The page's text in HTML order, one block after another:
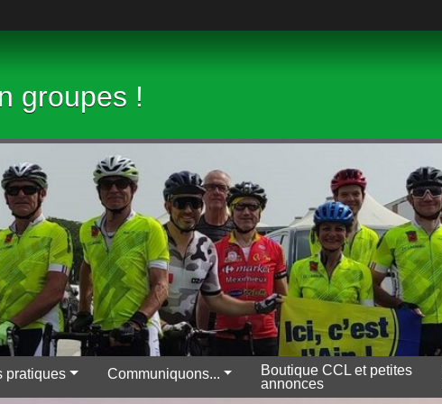
groupes !
pratiques Communiquons...
Boutique CCL et petites
annonces